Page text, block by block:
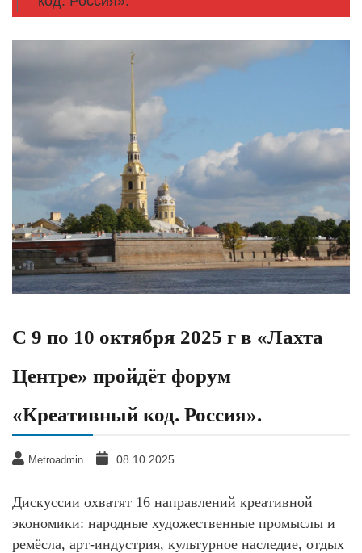
С 9 по 10 октября 2025 г в «Лахта
Центре» пройдёт форум
«Креативный код. Россия».
Metroadmin 08.10.2025
Дискуссии охватят 16 направлений креативной
экономики: народные художественные промыслы и
ремёсла, арт-индустрия, культурное наследие, отдых